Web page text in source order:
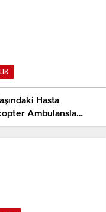
Hasta
Ambulansla
Sevk Edildi